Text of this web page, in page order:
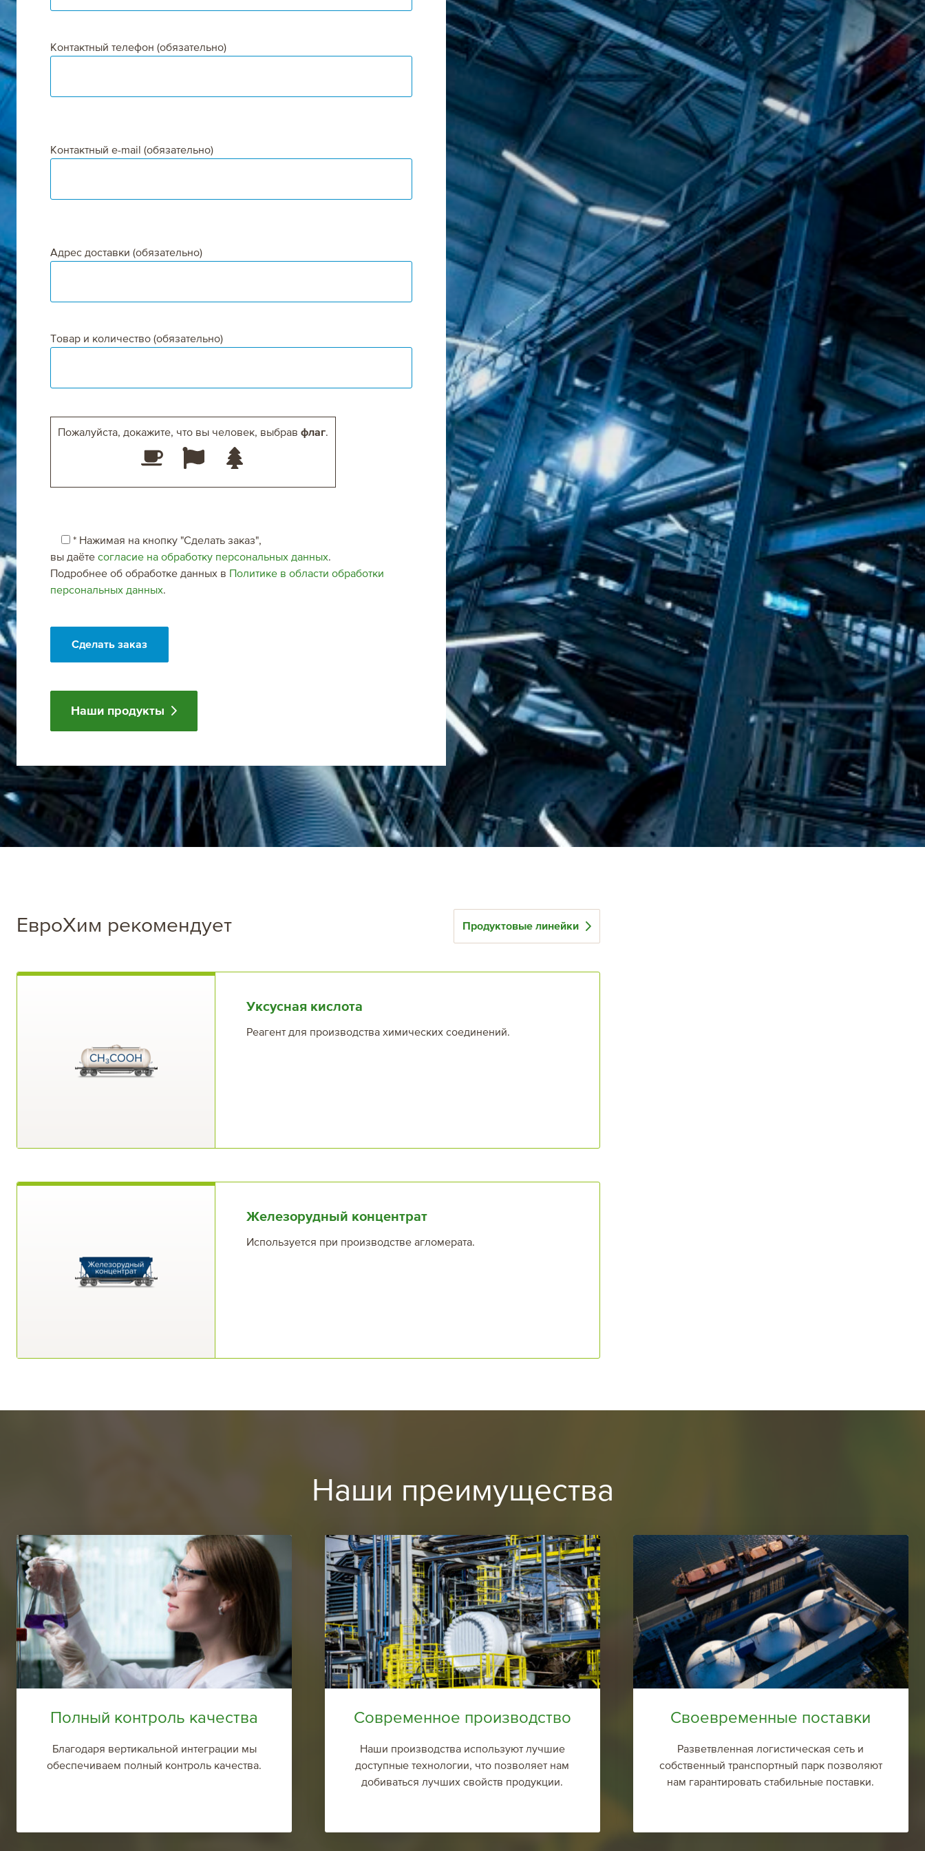
Контактный телефон (обязательно)
Контактный e-mail (обязательно)
Адрес доставки (обязательно)
Товар и количество (обязательно)
Пожалуйста, докажите, что вы человек, выбрав флаг.
* Нажимая на кнопку "Сделать заказ",
вы даёте согласие на обработку персональных данных.
Подробнее об обработке данных в Политике в области обработки
персональных данных.
Наши продукты
ЕвроХим рекомендует Продуктовые линейки
Уксусная кислота
Реагент для производства химических соединений.
Железорудный концентрат
Используется при производстве агломерата.
Наши преимущества
Полный контроль качества
Благодаря вертикальной интеграции мы
обеспечиваем полный контроль качества.
Современное производство
Наши производства используют лучшие
доступные технологии, что позволяет нам
добиваться лучших свойств продукции.
Своевременные поставки
Разветвленная логистическая сеть и
собственный транспортный парк позволяют
нам гарантировать стабильные поставки.